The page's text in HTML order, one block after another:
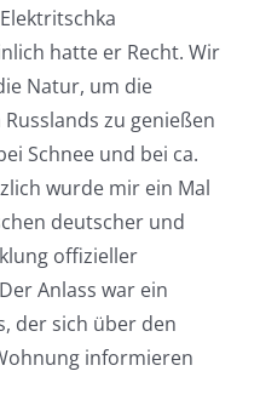
hatte er Recht. Wir
Natur, um die
zu genießen
Schnee und bei ca.
wurde mir ein Mal
deutscher und
offizieller
Anlass war ein
der sich über den
informieren